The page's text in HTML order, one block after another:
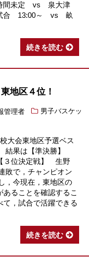
間未定 vs 泉大津
試合 13:00～ vs 畝
続きを読む
地区４位！
管理者
男子バスケッ
大会東地区予選ベス
結果は【準決勝】
位決定戦】 生野
で，チャンピオン
，今現在，東地区の
ることを確認するこ
て，試合で活躍できる
続きを読む